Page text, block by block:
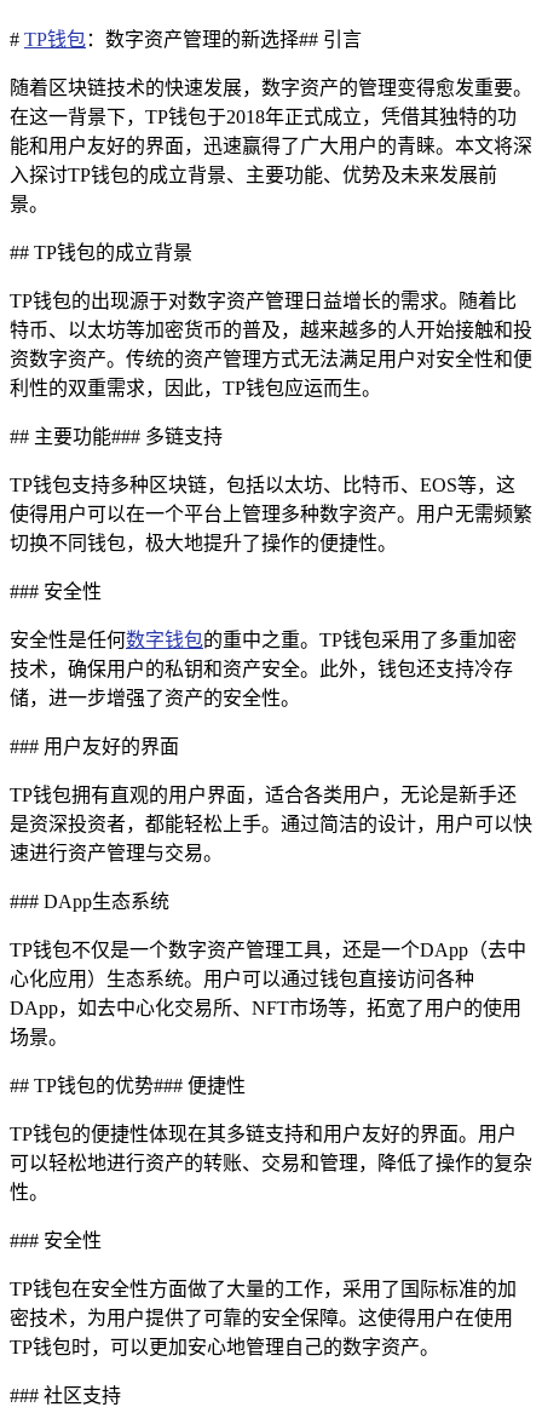
# TP钱包：数字资产管理的新选择## 引言
随着区块链技术的快速发展，数字资产的管理变得愈发重要。
在这一背景下，TP钱包于2018年正式成立，凭借其独特的功
能和用户友好的界面，迅速赢得了广大用户的青睐。本文将深
入探讨TP钱包的成立背景、主要功能、优势及未来发展前
景。
## TP钱包的成立背景
TP钱包的出现源于对数字资产管理日益增长的需求。随着比
特币、以太坊等加密货币的普及，越来越多的人开始接触和投
资数字资产。传统的资产管理方式无法满足用户对安全性和便
利性的双重需求，因此，TP钱包应运而生。
## 主要功能### 多链支持
TP钱包支持多种区块链，包括以太坊、比特币、EOS等，这
使得用户可以在一个平台上管理多种数字资产。用户无需频繁
切换不同钱包，极大地提升了操作的便捷性。
### 安全性
安全性是任何数字钱包的重中之重。TP钱包采用了多重加密
技术，确保用户的私钥和资产安全。此外，钱包还支持冷存
储，进一步增强了资产的安全性。
### 用户友好的界面
TP钱包拥有直观的用户界面，适合各类用户，无论是新手还
是资深投资者，都能轻松上手。通过简洁的设计，用户可以快
速进行资产管理与交易。
### DApp生态系统
TP钱包不仅是一个数字资产管理工具，还是一个DApp（去中
心化应用）生态系统。用户可以通过钱包直接访问各种
DApp，如去中心化交易所、NFT市场等，拓宽了用户的使用
场景。
## TP钱包的优势### 便捷性
TP钱包的便捷性体现在其多链支持和用户友好的界面。用户
可以轻松地进行资产的转账、交易和管理，降低了操作的复杂
性。
### 安全性
TP钱包在安全性方面做了大量的工作，采用了国际标准的加
密技术，为用户提供了可靠的安全保障。这使得用户在使用
TP钱包时，可以更加安心地管理自己的数字资产。
### 社区支持